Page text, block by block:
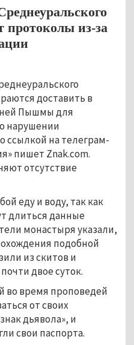
протоколы из-за
доставить в
Пышмы для
нарушении
ссылкой на телеграм-
пишет Znak.com.
отсутствие
еду и воду, так как
длиться данные
монастыря указали,
подобной
из скитов и
двое суток.
во время проповедей
от своих
дьявола», и
свои паспорта.